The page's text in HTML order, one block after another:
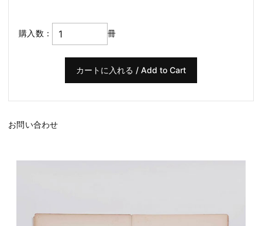
購入数： 冊
お問い合わせ